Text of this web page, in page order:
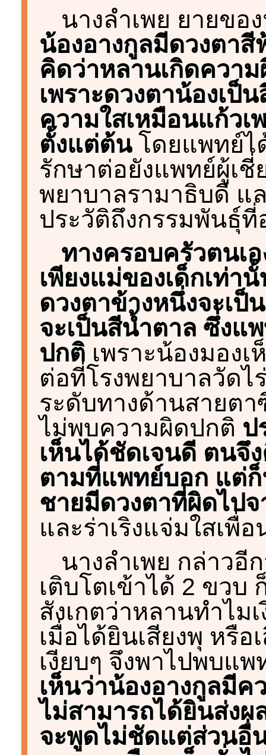
นางลำเพย ยายขอ
น้องอางกูลมีดวงตา
คิดว่าหลานเกิดควา
เพราะดวงตาน้องเป็
ความใสเหมือนแก้ว
ตั้งแต่ต้นโดยแพทย์ไ
รักษาต่อยังแพทย์ผู้เ
พยาบาลรามาธิบดี แ
ประวัติถึงกรรมพันธุ์
ทางครอบครัวตนเ
เพียงแม่ของเด็กเท่
ดวงตาข้างหนึ่งจะเป็
จะเป็นสีน้ำตาล ซึ่งแ
ปกติ เพราะน้องมอง
ต่อที่โรงพยาบาลวัด
ระดับทางด้านสายต
ไม่พบความผิดปกติ ป
เห็นได้ชัดเจนดี ตนจึ
ตามที่แพทย์บอก แต่ก็
ชายมีดวงตาที่ผิดไปจ
และร่าเริงแจ่มใสเพื่
นางลำเพย กล่าวอี
เติบโตเข้าได้ 2 ขว
สังเกตว่าหลานทำไม
เมื่อได้ยินเสียงพุ หรือ
เงียบๆ จึงพาไปพบแ
เห็นว่าน้องอางกูลมี
ไม่สามารถได้ยินส่งผ
จะพูดไม่ชัดแต่ส่วนอื่